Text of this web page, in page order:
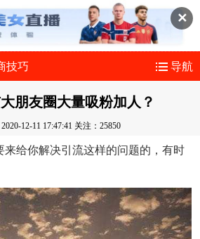
✕
技巧 导航
朋友圈大量吸粉加人？
12-11 17:47:41 关注：25850
给你解决引流这样的问题的，有时